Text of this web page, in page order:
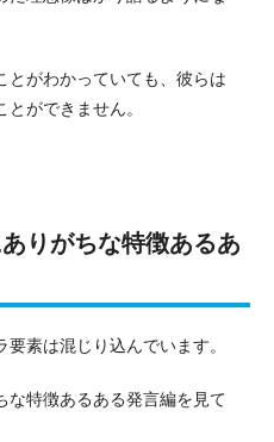
とがわかっていても、彼らは
ができません。
りがちな特徴あるあ
素は混じり込んでいます。
な特徴あるある発言編を見て